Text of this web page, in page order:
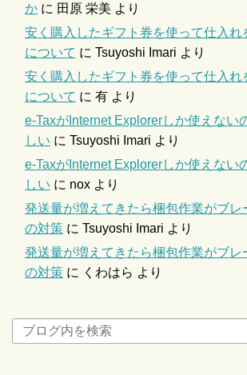
か に 田原 栄美 より
安く購入したギフト券を使って仕入れ
について に Tsuyoshi Imari より
安く購入したギフト券を使って仕入れ
について に 有 より
e-TaxがInternet Explorerしか使えない
しい に Tsuyoshi Imari より
e-TaxがInternet Explorerしか使えない
しい に nox より
発送量が増えてきたら梱包作業がブレ
の対策 に Tsuyoshi Imari より
発送量が増えてきたら梱包作業がブレ
の対策 に くわはら より